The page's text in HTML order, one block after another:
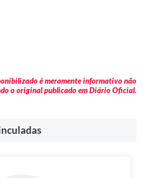
é meramente informativo não
o original publicado em Diário Oficial.